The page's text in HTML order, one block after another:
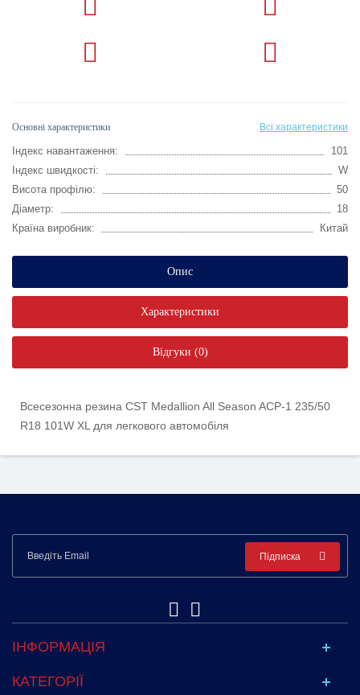
Основні характеристики Всі характеристики
Індекс навантаження:
101
Індекс швидкості:
W
Висота профілю:
50
Діаметр:
18
Країна виробник:
Китай
Опис
Характеристики
Відгуки (0)
Всесезонна резина CST Medallion All Season ACP-1 235/50
R18 101W XL для легкового автомобіля
Підписка
ІНФОРМАЦІЯ
КАТЕГОРІЇ